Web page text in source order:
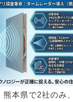
熊本県で2社のみ